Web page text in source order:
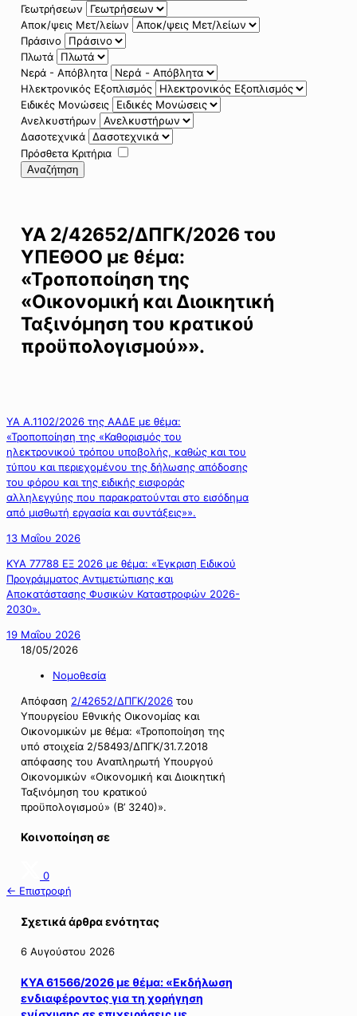
Γεωτρήσεων
Αποκ/ψεις Μετ/λείων
Πράσινο
Πλωτά
Νερά - Απόβλητα
Ηλεκτρονικός Εξοπλισμός
Ειδικές Μονώσεις
Ανελκυστήρων
Δασοτεχνικά
Πρόσθετα Κριτήρια
Αναζήτηση
ΥΑ 2/42652/ΔΠΓΚ/2026 του
ΥΠΕΘΟΟ με θέμα:
«Τροποποίηση της
«Οικονομική και Διοικητική
Ταξινόμηση του κρατικού
προϋπολογισμού»».
ΥΑ Α.1102/2026 της ΑΑΔΕ με θέμα:
«Τροποποίηση της «Καθορισμός του
ηλεκτρονικού τρόπου υποβολής, καθώς και του
τύπου και περιεχομένου της δήλωσης απόδοσης
του φόρου και της ειδικής εισφοράς
αλληλεγγύης που παρακρατούνται στο εισόδημα
από μισθωτή εργασία και συντάξεις»».
13 Μαΐου 2026
ΚΥΑ 77788 ΕΞ 2026 με θέμα: «Έγκριση Ειδικού
Προγράμματος Αντιμετώπισης και
Αποκατάστασης Φυσικών Καταστροφών 2026-
2030».
19 Μαΐου 2026
18/05/2026
Νομοθεσία
Απόφαση 2/42652/ΔΠΓΚ/2026 του
Υπουργείου Εθνικής Οικονομίας και
Οικονομικών με θέμα: «Τροποποίηση της
υπό στοιχεία 2/58493/ΔΠΓΚ/31.7.2018
απόφασης του Αναπληρωτή Υπουργού
Οικονομικών «Οικονομική και Διοικητική
Ταξινόμηση του κρατικού
προϋπολογισμού» (Β’ 3240)».
Κοινοποίηση σε
0
← Επιστροφή
Σχετικά άρθρα ενότητας
6 Αυγούστου 2026
ΚΥΑ 61566/2026 με θέμα: «Εκδήλωση
ενδιαφέροντος για τη χορήγηση